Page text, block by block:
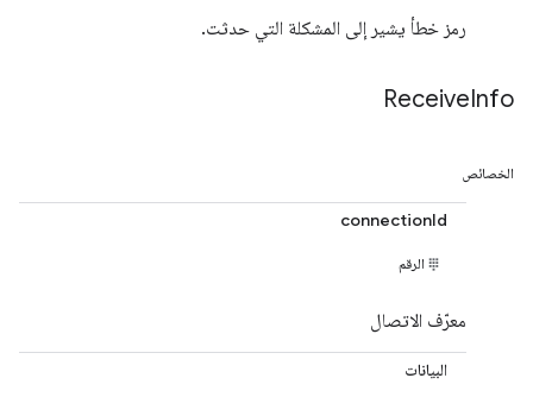
رمز خطأ يشير إلى المشكلة التي حدثت.
ReceiveInfo
الخصائص
connectionId
الرقم
معرّف الاتصال
البيانات